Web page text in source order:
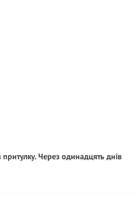
Через одинадцять днів